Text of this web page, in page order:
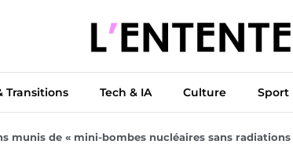
Diplomatie Climat & Transitions
Transitions Tech & IA Culture Sport
munis de « mini-bombes nucléaires sans radiations